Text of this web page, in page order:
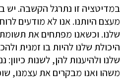
במדיטציה זו נתרגל הקשבה. יש
מעצם היותנו. אנו לא מודעים
שלנו. וכשאנו מפתחים את
היכולת שלנו להיות בו זמנית
שלנו ולהיענות להן, לשנות
משהו ואנו מבקרים את עצמנו,